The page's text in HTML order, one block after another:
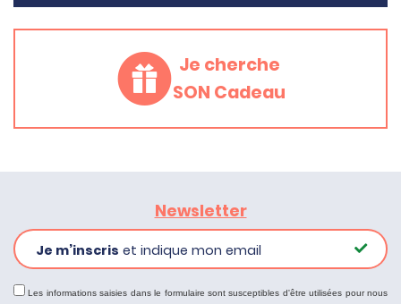
Je cherche
SON Cadeau
Newsletter
Je m’inscris et indique mon email
Les informations saisies dans le formulaire sont susceptibles d'être utilisées pour nous